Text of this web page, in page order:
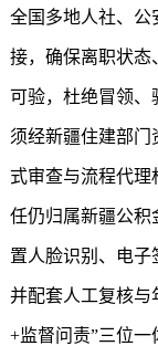
全国多地人社、公
接，确保离职状态
可验，杜绝冒领、
须经新疆住建部
式审查与流程代理
任仍归属新疆公积
置人脸识别、电子
并配套人工复核与
+监督问责”三位一